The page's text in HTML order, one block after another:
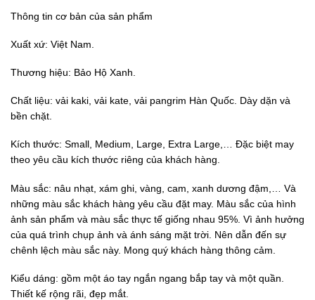
Thông tin cơ bản của sản phẩm
Xuất xứ: Việt Nam.
Thương hiệu: Bảo Hộ Xanh.
Chất liệu: vải kaki, vải kate, vải pangrim Hàn Quốc. Dày dặn và
bền chặt.
Kích thước: Small, Medium, Large, Extra Large,… Đặc biệt may
theo yêu cầu kích thước riêng của khách hàng.
Màu sắc: nâu nhạt, xám ghi, vàng, cam, xanh dương đậm,… Và
những màu sắc khách hàng yêu cầu đặt may. Màu sắc của hình
ảnh sản phẩm và màu sắc thực tế giống nhau 95%. Vì ảnh hưởng
của quá trình chụp ảnh và ánh sáng mặt trời. Nên dẫn đến sự
chênh lệch màu sắc này. Mong quý khách hàng thông cảm.
Kiểu dáng: gồm một áo tay ngắn ngang bắp tay và một quần.
Thiết kế rộng rãi, đẹp mắt.